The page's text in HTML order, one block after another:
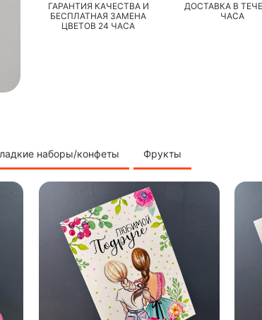
ГАРАНТИЯ КАЧЕСТВА И
БЕСПЛАТНАЯ ЗАМЕНА
ЦВЕТОВ 24 ЧАСА
ДОСТАВКА В
ЧАСА
наборы/конфеты Фрукты